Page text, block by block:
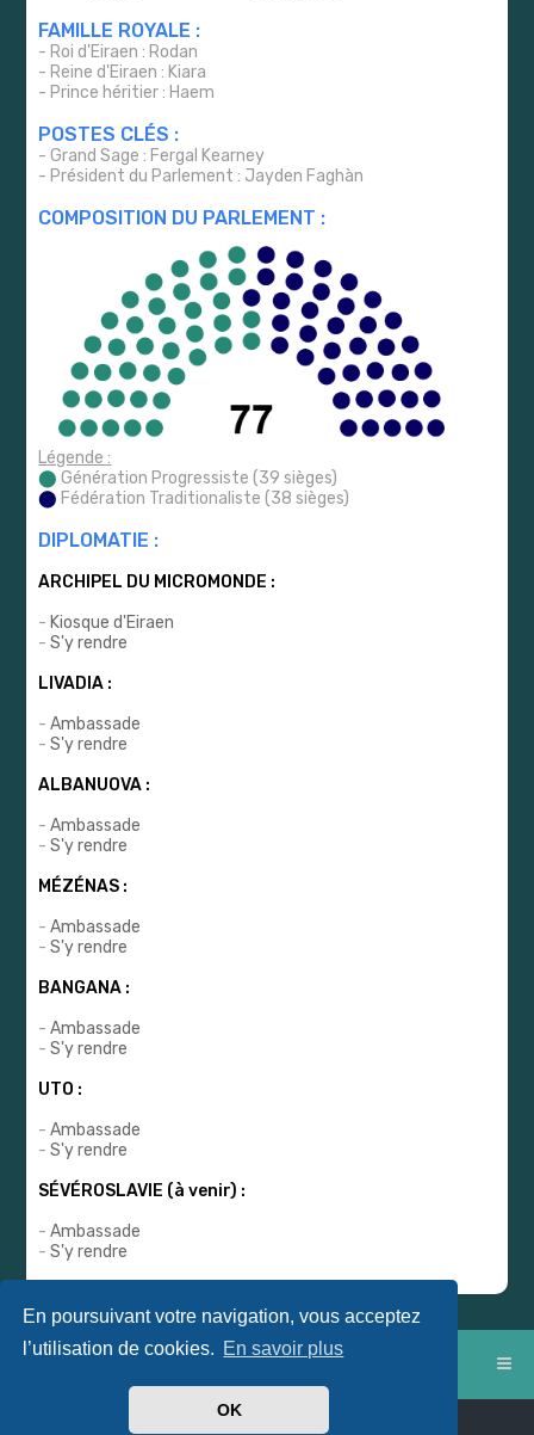
En poursuivant votre navigation, vous acceptez
l’utilisation de cookies. En savoir plus
OK
FAMILLE ROYALE :
- Roi d'Eiraen : Rodan
- Reine d'Eiraen : Kiara
- Prince héritier : Haem
POSTES CLÉS :
- Grand Sage : Fergal Kearney
- Président du Parlement : Jayden Faghàn
COMPOSITION DU PARLEMENT :
Légende :
⬤ Génération Progressiste (39 sièges)
⬤ Fédération Traditionaliste (38 sièges)
DIPLOMATIE :
ARCHIPEL DU MICROMONDE :
- Kiosque d'Eiraen
-S'y rendre
LIVADIA :
-Ambassade
-S'y rendre
ALBANUOVA :
-Ambassade
-S'y rendre
MÉZÉNAS :
-Ambassade
-S'y rendre
BANGANA :
-Ambassade
-S'y rendre
UTO :
-Ambassade
-S'y rendre
SÉVÉROSLAVIE (à venir) :
-Ambassade
-S'y rendre
phpBB